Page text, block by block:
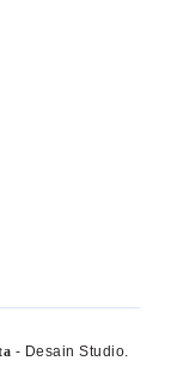
- Desain Studio.